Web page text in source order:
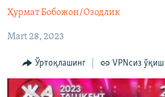
ИЖТИМОИЙ ТАРМОҚЛАР
Ҳурмат Бобожон/Озодлик
Mart 28, 2023
Ўртоқлашинг VPNсиз ўқиш